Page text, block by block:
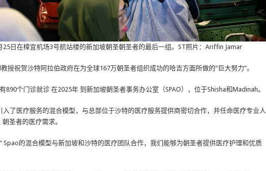
25日在樟宜机场3号航站楼的新加坡朝圣朝圣者的最后一组。 ST照片：Ariffin Jamar
教授祝贺沙特阿拉伯政府在为全球167万朝圣者组织成功的哈吉方面所做的“巨大努力”。
890个门诊就诊在2025年 到新加坡朝圣者事务办公室（SPAO），位于Shisha和Madinah。
入了医疗服务的混合模型，与总部位于沙特的医疗服务提供商密切合作，并任命医疗专业人
朝圣者的医疗需求。
Spao的混合模型与新加坡和沙特的医疗团队合作，我们能够为朝圣者提供医疗护理和优质